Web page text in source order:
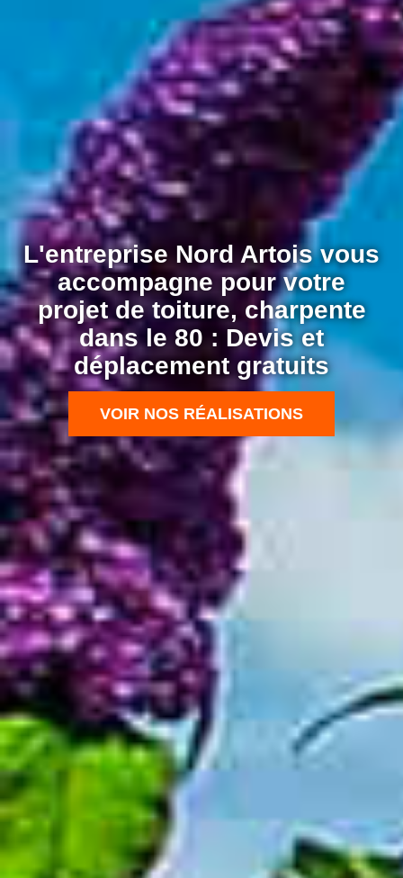
L'entreprise Nord Artois vous
accompagne pour votre
projet de toiture, charpente
dans le 80 : Devis et
déplacement gratuits
VOIR NOS RÉALISATIONS